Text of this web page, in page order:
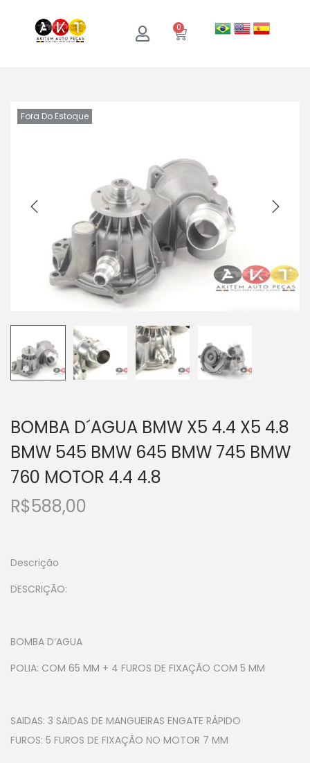
0
Fora Do Estoque
BOMBA D´AGUA BMW X5 4.4 X5 4.8
BMW 545 BMW 645 BMW 745 BMW
760 MOTOR 4.4 4.8
R$588,00
Descrição
DESCRIÇÃO:
BOMBA D’AGUA
POLIA: COM 65 MM + 4 FUROS DE FIXAÇÃO COM 5 MM
SAIDAS: 3 SAIDAS DE MANGUEIRAS ENGATE RÁPIDO
FUROS: 5 FUROS DE FIXAÇÃO NO MOTOR 7 MM